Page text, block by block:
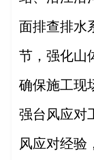
面排查排水
节，强化山
确保施工现
强台风应对
风应对经验